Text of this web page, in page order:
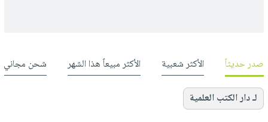
صدر حديثاً الأكثر شعبية الأكثر مبيعاً هذا الشهر شحن مجاني
لـ دار الكتب العلمية